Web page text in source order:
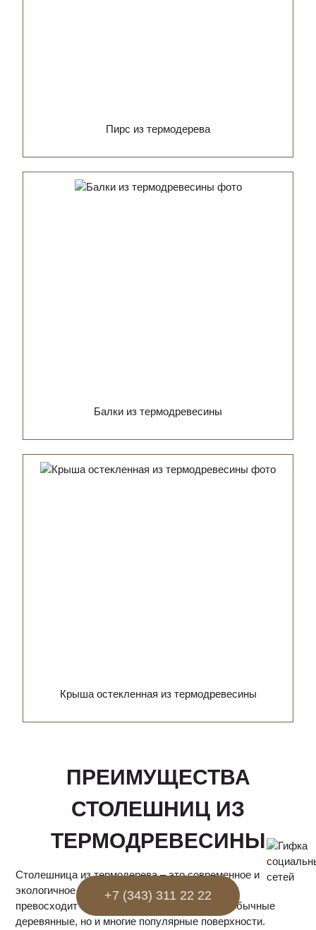
+7 (343) 311 22 22
Пирс из термодерева
Балки из термодревесины
Крыша остекленная из термодревесины
ПРЕИМУЩЕСТВА
СТОЛЕШНИЦ ИЗ
ТЕРМОДРЕВЕСИНЫ
Столешница из термодерева – это современное и
экологичное решение для интерьера, которое
превосходит по ряду параметров не только обычные
деревянные, но и многие популярные поверхности.